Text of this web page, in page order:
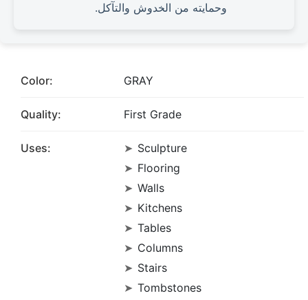
وحمايته من الخدوش والتآكل.
Color: GRAY
Quality: First Grade
Uses:
Sculpture
Flooring
Walls
Kitchens
Tables
Columns
Stairs
Tombstones